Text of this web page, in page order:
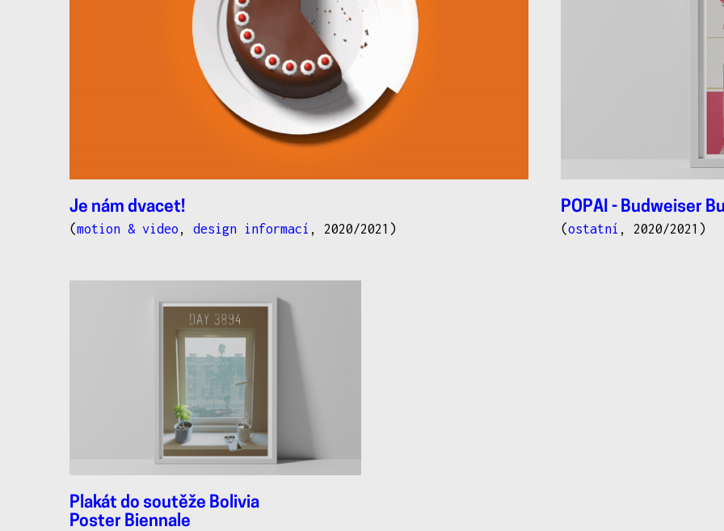
Je nám dvacet!
(motion & video , design informací , 2020/2021)
POPAI - Budweiser
(ostatní , 2020/2021)
Plakát do soutěže Bolivia
Poster Biennale